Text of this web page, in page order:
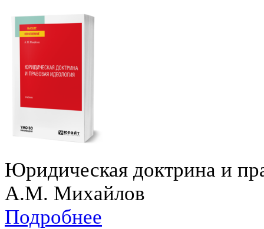
Юридическая доктрина и
А.М. Михайлов
Подробнее